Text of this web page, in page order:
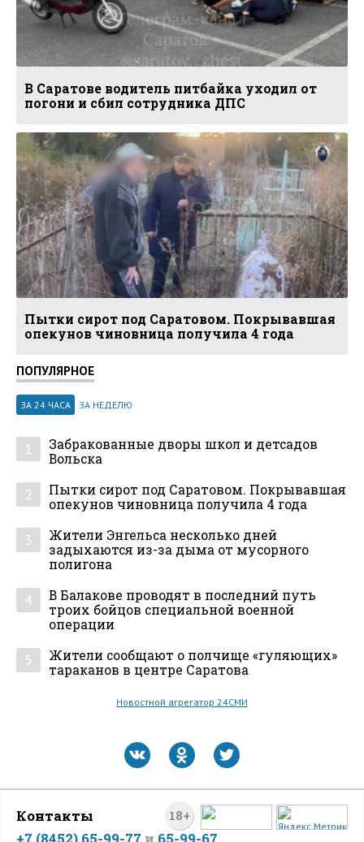
В Саратове водитель питбайка уходил от
погони и сбил сотрудника ДПС
Пытки сирот под Саратовом. Покрывавшая
опекунов чиновница получила 4 года
ПОПУЛЯРНОЕ
ЗА 24 ЧАСА ЗА НЕДЕЛЮ
1
Забракованные дворы школ и детсадов
Вольска
2
Пытки сирот под Саратовом. Покрывавшая
опекунов чиновница получила 4 года
3
Жители Энгельса несколько дней
задыхаются из-за дыма от мусорного
полигона
4
В Балакове проводят в последний путь
троих бойцов специальной военной
операции
5
Жители сообщают о полчище «гуляющих»
тараканов в центре Саратова
Новостной агрегатор 24СМИ
18+
Контакты